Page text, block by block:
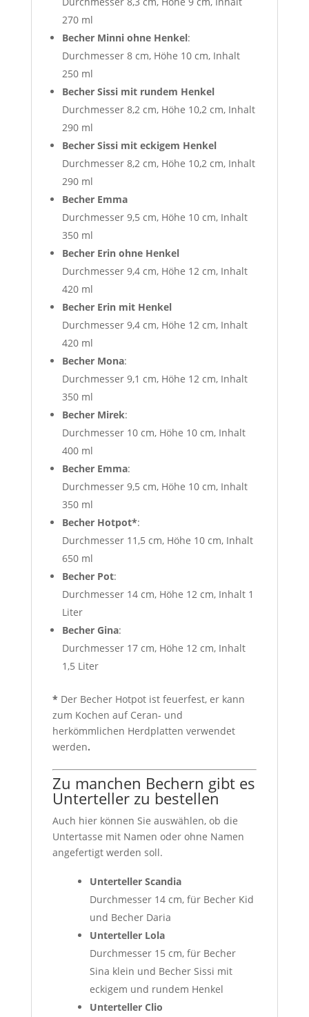
270 ml
Becher Minni ohne Henkel:
Durchmesser 8 cm, Höhe 10 cm, Inhalt
250 ml
Becher Sissi mit rundem Henkel
Durchmesser 8,2 cm, Höhe 10,2 cm, Inhalt
290 ml
Becher Sissi mit eckigem Henkel
Durchmesser 8,2 cm, Höhe 10,2 cm, Inhalt
290 ml
Becher Emma
Durchmesser 9,5 cm, Höhe 10 cm, Inhalt
350 ml
Becher Erin ohne Henkel
Durchmesser 9,4 cm, Höhe 12 cm, Inhalt
420 ml
Becher Erin mit Henkel
Durchmesser 9,4 cm, Höhe 12 cm, Inhalt
420 ml
Becher Mona:
Durchmesser 9,1 cm, Höhe 12 cm, Inhalt
350 ml
Becher Mirek:
Durchmesser 10 cm, Höhe 10 cm, Inhalt
400 ml
Becher Emma:
Durchmesser 9,5 cm, Höhe 10 cm, Inhalt
350 ml
Becher Hotpot*:
Durchmesser 11,5 cm, Höhe 10 cm, Inhalt
650 ml
Becher Pot:
Durchmesser 14 cm, Höhe 12 cm, Inhalt 1
Liter
Becher Gina:
Durchmesser 17 cm, Höhe 12 cm, Inhalt
1,5 Liter
* Der Becher Hotpot ist feuerfest, er kann
zum Kochen auf Ceran- und
herkömmlichen Herdplatten verwendet
werden.
Zu manchen Bechern gibt es
Unterteller zu bestellen
Auch hier können Sie auswählen, ob die
Untertasse mit Namen oder ohne Namen
angefertigt werden soll.
Unterteller Scandia
Durchmesser 14 cm, für Becher Kid
und Becher Daria
Unterteller Lola
Durchmesser 15 cm, für Becher
Sina klein und Becher Sissi mit
eckigem und rundem Henkel
Unterteller Clio